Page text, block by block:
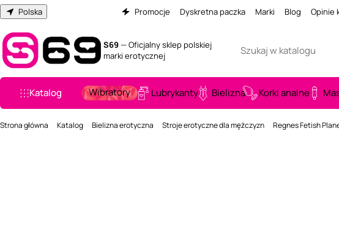
Polska Promocje Dyskretna paczka Marki Blog Opinie
S69— Oficjalny sklep polskiej
marki erotycznej
Katalog Wibratory Lubrykanty Bielizna Korki analne
Strona główna Katalog Bielizna erotyczna Stroje erotyczne dla mężczyzn Regnes Fetish